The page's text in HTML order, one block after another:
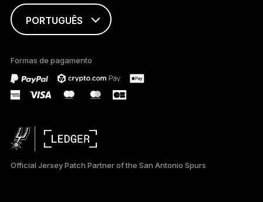
PORTUGUÊS
FRANÇAIS
TÜRKÇE
DEUTSCH
ESPAÑOL
Formas de pagamento
Official Jersey Patch Partner of the San Antonio Spurs